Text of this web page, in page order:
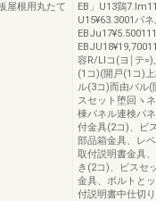
屋根用丸たて
EB」U13鶏
U15¥63.3001パ
容R/Llコ(ヨ￨テ=)
(1コ)(開戸(1コ)
ル(3コ)而由パル
スセット堕回ヽ
棟パネル連検パ
付金具(2コ)、ビ
部品箱金具、レ
取付説明書金具
き(2コ)、ビスセ
金具、ボルトと
付説明書中仕切